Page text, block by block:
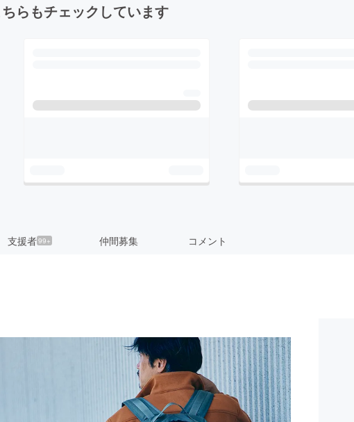
らもチェックしています
支援者99+ 仲間募集 コメント